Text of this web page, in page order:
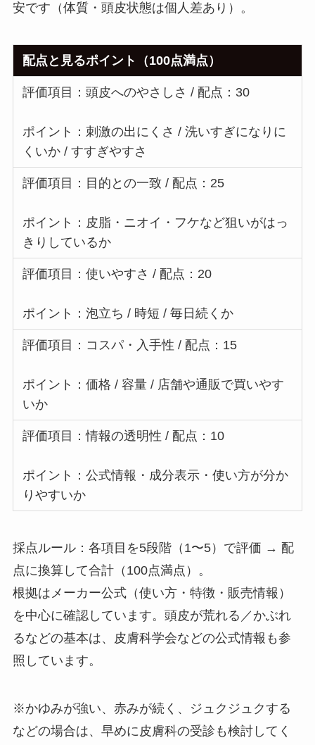
安です（体質・頭皮状態は個人差あり）。
配点と見るポイント（100点満点）
評価項目：頭皮へのやさしさ / 配点：30
ポイント：刺激の出にくさ / 洗いすぎになりに
くいか / すすぎやすさ
評価項目：目的との一致 / 配点：25
ポイント：皮脂・ニオイ・フケなど狙いがはっ
きりしているか
評価項目：使いやすさ / 配点：20
ポイント：泡立ち / 時短 / 毎日続くか
評価項目：コスパ・入手性 / 配点：15
ポイント：価格 / 容量 / 店舗や通販で買いやす
いか
評価項目：情報の透明性 / 配点：10
ポイント：公式情報・成分表示・使い方が分か
りやすいか
採点ルール：各項目を5段階（1〜5）で評価 → 配
点に換算して合計（100点満点）。
根拠はメーカー公式（使い方・特徴・販売情報）
を中心に確認しています。頭皮が荒れる／かぶれ
るなどの基本は、皮膚科学会などの公式情報も参
照しています。
※かゆみが強い、赤みが続く、ジュクジュクする
などの場合は、早めに皮膚科の受診も検討してく